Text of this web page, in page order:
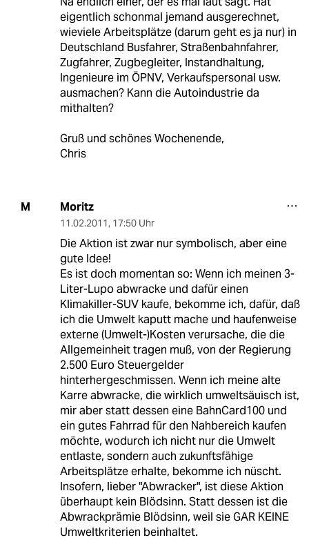
eigentlich schonmal jemand ausgerechnet,
wieviele Arbeitsplätze (darum geht es ja nur) in
Deutschland Busfahrer, Straßenbahnfahrer,
Zugfahrer, Zugbegleiter, Instandhaltung,
Ingenieure im ÖPNV, Verkaufspersonal usw.
ausmachen? Kann die Autoindustrie da
mithalten?
Gruß und schönes Wochenende,
Chris
M Moritz
11.02.2011, 17:50 Uhr
Die Aktion ist zwar nur symbolisch, aber eine
gute Idee!
Es ist doch momentan so: Wenn ich meinen 3-
Liter-Lupo abwracke und dafür einen
Klimakiller-SUV kaufe, bekomme ich, dafür, daß
ich die Umwelt kaputt mache und haufenweise
externe (Umwelt-)Kosten verursache, die die
Allgemeinheit tragen muß, von der Regierung
2.500 Euro Steuergelder
hinterhergeschmissen. Wenn ich meine alte
Karre abwracke, die wirklich umweltsäuisch ist,
mir aber statt dessen eine BahnCard100 und
ein gutes Fahrrad für den Nahbereich kaufen
möchte, wodurch ich nicht nur die Umwelt
entlaste, sondern auch zukunftsfähige
Arbeitsplätze erhalte, bekomme ich nüscht.
Insofern, lieber "Abwracker", ist diese Aktion
überhaupt kein Blödsinn. Statt dessen ist die
Abwrackprämie Blödsinn, weil sie GAR KEINE
Umweltkriterien beinhaltet.